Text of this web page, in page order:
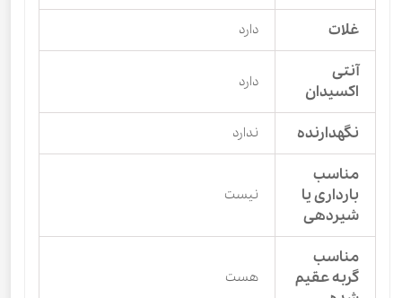
غلات دارد
آنتی
اکسیدان
دارد
نگهدارنده ندارد
مناسب
بارداری یا
شیردهی
نیست
مناسب
گربه عقیم
هست